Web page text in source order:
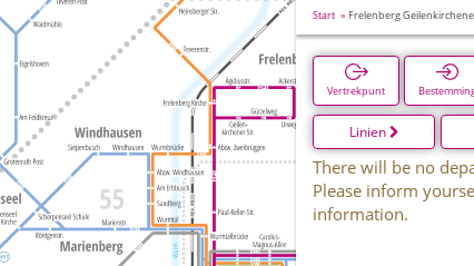
Start Frelenberg
Vertrekpunt
Linien
There will be no
Please inform
information.